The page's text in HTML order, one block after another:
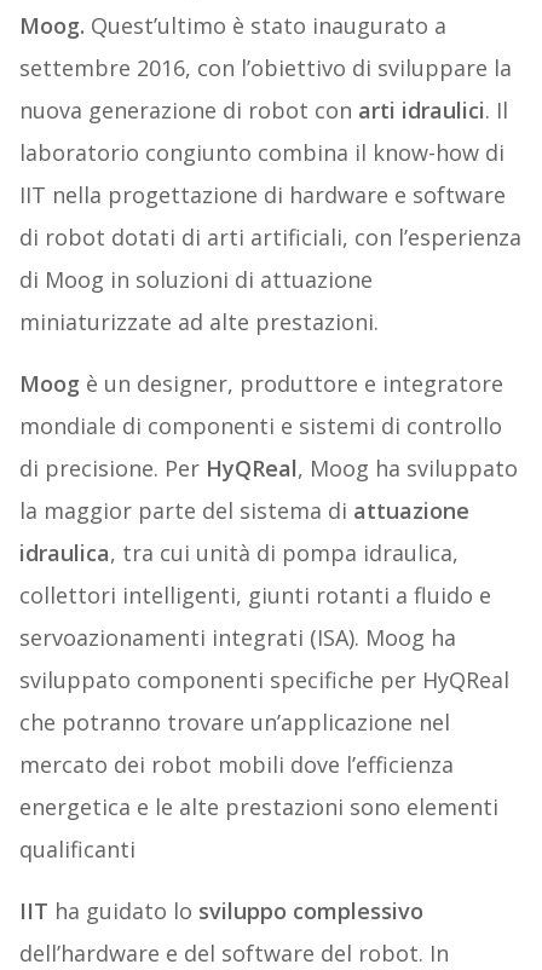
Moog. Quest’ultimo è stato inaugurato a
settembre 2016, con l’obiettivo di sviluppare la
nuova generazione di robot con arti idraulici. Il
laboratorio congiunto combina il know-how di
IIT nella progettazione di hardware e software
di robot dotati di arti artificiali, con l’esperienza
di Moog in soluzioni di attuazione
miniaturizzate ad alte prestazioni.
Moog è un designer, produttore e integratore
mondiale di componenti e sistemi di controllo
di precisione. Per HyQReal, Moog ha sviluppato
la maggior parte del sistema di attuazione
idraulica, tra cui unità di pompa idraulica,
collettori intelligenti, giunti rotanti a fluido e
servoazionamenti integrati (ISA). Moog ha
sviluppato componenti specifiche per HyQReal
che potranno trovare un’applicazione nel
mercato dei robot mobili dove l’efficienza
energetica e le alte prestazioni sono elementi
qualificanti
IIT ha guidato lo sviluppo complessivo
dell’hardware e del software del robot. In